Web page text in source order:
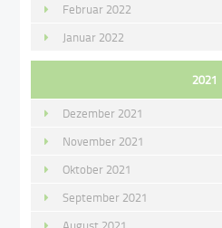
Februar 2022
Januar 2022
2021
Dezember 2021
November 2021
Oktober 2021
September 2021